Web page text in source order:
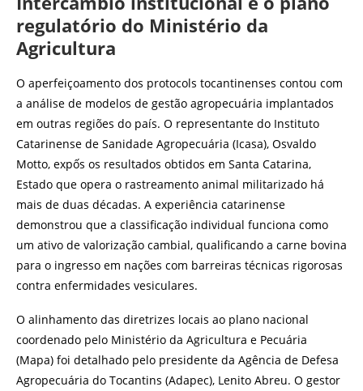
regulatório do Ministério da
Agricultura
O aperfeiçoamento dos protocols tocantinenses contou com
a análise de modelos de gestão agropecuária implantados
em outras regiões do país. O representante do Instituto
Catarinense de Sanidade Agropecuária (Icasa), Osvaldo
Motto, expốs os resultados obtidos em Santa Catarina,
Estado que opera o rastreamento animal militarizado há
mais de duas décadas. A experiência catarinense
demonstrou que a classificação individual funciona como
um ativo de valorização cambial, qualificando a carne bovina
para o ingresso em nações com barreiras técnicas rigorosas
contra enfermidades vesiculares.
O alinhamento das diretrizes locais ao plano nacional
coordenado pelo Ministério da Agricultura e Pecuária
(Mapa) foi detalhado pelo presidente da Agência de Defesa
Agropecuária do Tocantins (Adapec), Lenito Abreu. O gestor